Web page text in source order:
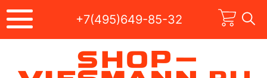
+7(495)649-85-32